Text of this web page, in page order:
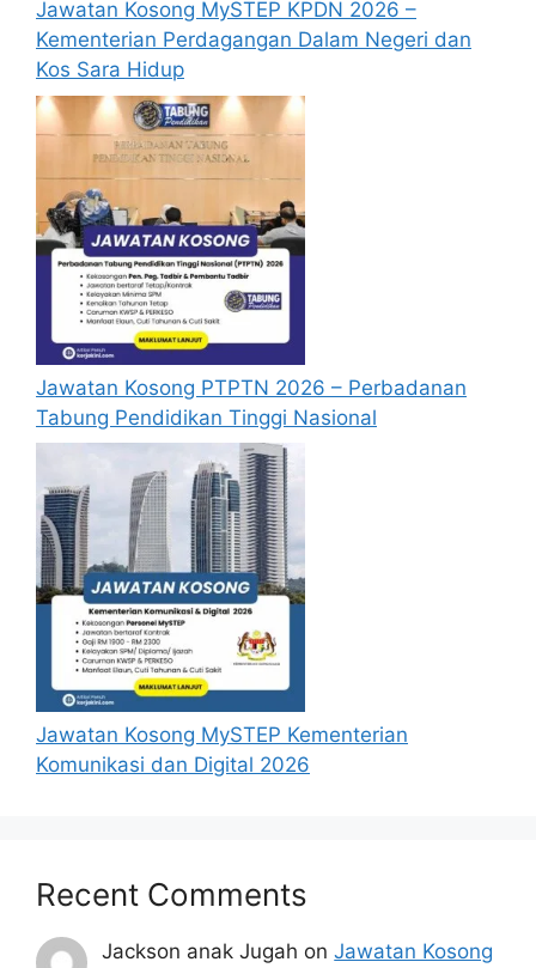
passport terkini dan salinan diakui sah
dokumendokumen berikut
Salinan Sijil Kelahiran
Salinan Kad Pengenalan
Salinan Surat Berhenti sekolah yang
terakhir
Lain-lain sijil/surat akuan berkaitan
Hanya calon-calon yang layak selepas
tapisan/senarai pendek sahaja akan
dipanggil temuduga;
Permohonan yang lewat, tidak lengkap
atau tidak mengikut syarat di atas akan
ditolak; Permohonan yang tidak
menerima sebarang jawapan selepas tiga
(3) bulan dari tarikh iklan ditutup
hendaklah menganggap permohonan
mereka tidak berjaya.
Segala perbelanjaan kerana menghadiri
temuduga adalah tanggungjawab
pemohon sendiri.
Borang permohonan yang lengkap diisi
hendaklah dihantar ke alamat seperti berikut :
KETUA SETIAUSAHA SULIT MENTERI BESAR
MUHAMMAD,
KOTA ISKANDAR, 79502
ISKANDAR PUTERI, JOHOR BAHRU
Jawatan Kosong MySTEP KPDN 2026 –
Kementerian Perdagangan Dalam Negeri dan
Kos Sara Hidup
Jawatan Kosong PTPTN 2026 – Perbadanan
Tabung Pendidikan Tinggi Nasional
Jawatan Kosong MySTEP Kementerian
Komunikasi dan Digital 2026
Recent Comments
Jackson anak Jugah onJawatan Kosong